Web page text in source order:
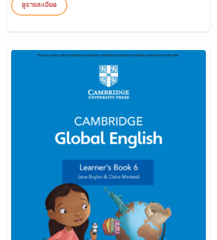
ดูรายละเอียด